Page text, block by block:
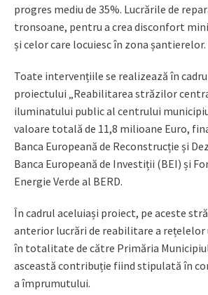
progres mediu de 35%. Lucrările de
tronsoane, pentru a crea disconfort
și celor care locuiesc în zona șantierelor.
Toate intervențiile se realizează în
proiectului „Reabilitarea străzilor
iluminatului public al centrului
valoare totală de 11,8 milioane Euro,
Banca Europeană de Reconstrucție și
Banca Europeană de Investiții (BEI) și
Energie Verde al BERD.
În cadrul aceluiași proiect, pe aceste
anterior lucrări de reabilitare a
în totalitate de către Primăria
asceastă contribuție fiind stipulată în
a împrumutului.